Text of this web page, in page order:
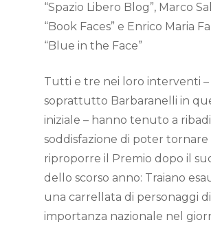
“Spazio Libero Blog”, Marco
“Book Faces” e Enrico Maria
“Blue in the Face”
Tutti e tre nei loro interventi –
soprattutto Barbaranelli in
iniziale – hanno tenuto a
soddisfazione di poter tornare
riproporre il Premio dopo il
dello scorso anno: Traiano
una carrellata di personaggi di
importanza nazionale nel